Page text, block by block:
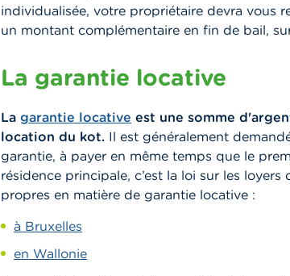
individualisée, votre propriétaire devra vous
un montant complémentaire en fin de bail,
La garantie locative
La garantie locative est une somme
location du kot. Il est généralement
garantie, à payer en même temps que le
résidence principale, c’est la loi sur les
propres en matière de garantie locative :
à Bruxelles
en Wallonie